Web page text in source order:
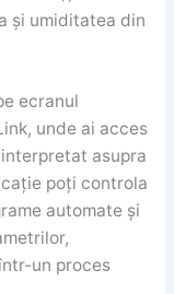
și umiditatea din
ecranul
unde ai acces
asupra
poți controla
automate și
un proces